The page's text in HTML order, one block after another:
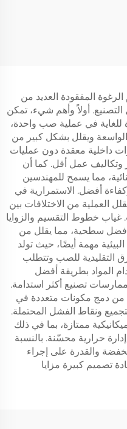
المفقودة العديد من
التصنيع. أولاً وأهم شيء، تمكن
للغاية في عملية صب واحدة،
ويقلل بشكل كبير من
داخلية معقدة دون عمليات
وتكاليف عمل أقل. كما أن
مما يسمح للمهندسين
أفضل. الاستمرارية في
العملية من الاختلافات بين
غياب خطوط التقسيم والزوايا
سطحية، مما يقلل من
مهمة أيضًا، حيث تولد
التقليدية للصب وتتطلب
المواد بطريقة أفضل
تصنيع أكثر استدامة.
من دمج مكونات متعددة في
ونقاط الفشل المحتملة.
ممتازة، بما في ذلك
حرارية محسّنة. بالنسبة
والقدرة على إجراء
تصميم كبيرة مزايا